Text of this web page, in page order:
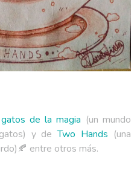
de la magia (un mundo
gatos) y deTwo Hands (una
entre otros más.